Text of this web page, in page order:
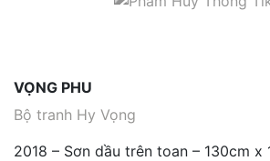
VỌNG PHU
Bộ tranh Hy Vọng
2018 – Sơn dầu trên toan – 130cm x